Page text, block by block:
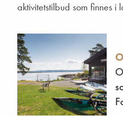
aktivitetstilbud som finnes i